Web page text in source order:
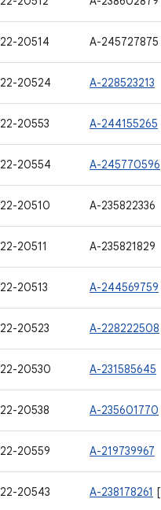
20514 A-245727875
20524 A-228523213
20553 A-244155265
20554 A-245770596
20510 A-235822336
20511 A-235821829
20513 A-244569759
20523 A-228222508
20530 A-231585645
20538 A-235601770
20559 A-219739967
20543 A-238178261 [